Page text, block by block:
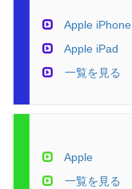
Apple iPhone
Apple iPad
一覧を見る
Apple
一覧を見る